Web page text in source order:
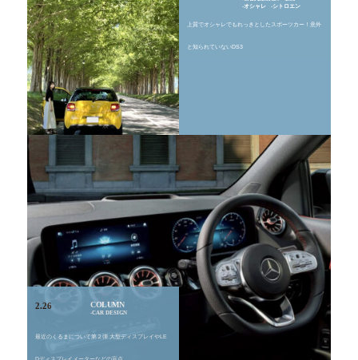
オシャレ
シトロエン
上質でオシャレでもれっきとしたスポーツカー！意外
と知られていないDS3
2.26 COLUMN
CAR DESIGN
最近のくるまについて第２弾 大型ディスプレイやLE
Dディスプレイメーターなどの盲点